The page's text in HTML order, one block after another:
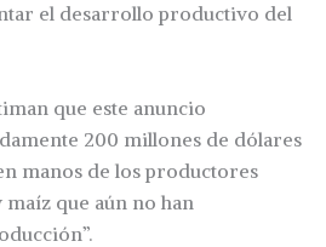
el desarrollo productivo del
que este anuncio
200 millones de dólares
manos de los productores
maíz que aún no han